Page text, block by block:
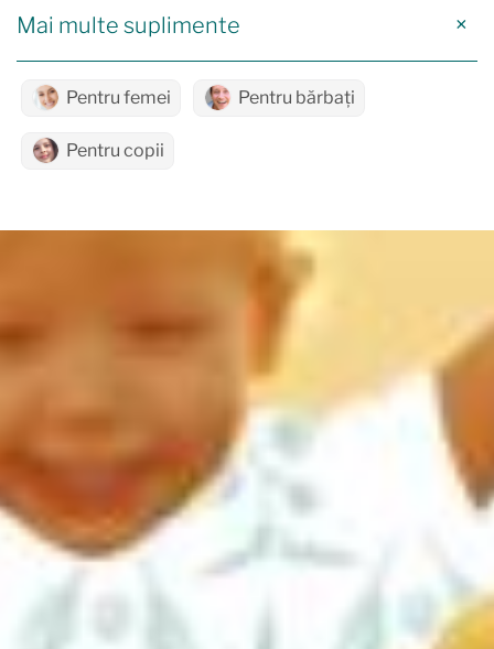
Mai multe suplimente
Pentru femei Pentru bărbați
Pentru copii